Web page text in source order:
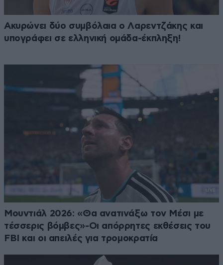
Ακυρώνει δύο συμβόλαια ο Λαρεντζάκης και
υπογράφει σε ελληνική ομάδα-έκπληξη!
Μουντιάλ 2026: «Θα ανατινάξω τον Μέσι με
τέσσερις βόμβες»-Οι απόρρητες εκθέσεις του
FBI και οι απειλές για τρομοκρατία